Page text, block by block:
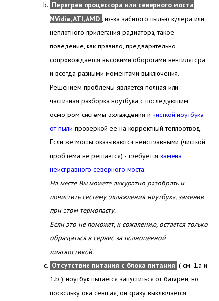
Перегрев процессора или северного моста
NVidia, ATI, AMD, из-за забитого пылью кулера или
неплотного прилегания радиатора, такое
поведение, как правило, предварительно
сопровождается высокими оборотами вентилятора
и всегда разными моментами выключения.
Решением проблемы является полная или
частичная разборка ноутбука с последующим
осмотром системы охлаждения ичисткой ноутбука
от пыли проверкой её на корректный теплоотвод.
Если же мосты оказываются неисправными (чисткой
проблема не решается) - требуетсязамена
неисправного северного моста.
На месте Вы можете аккуратно разобрать и
почистить систему охлаждения ноутбука, заменив
при этом термопасту.
Если это не поможет, к сожалению, остается только
обращаться в сервис за полноценной
диагностикой.
Отсутствие питания с блока питания ( см. 1.a и
1.b ), ноутбук пытается запуститься от батареи, но
поскольку она севшая, он сразу выключается.